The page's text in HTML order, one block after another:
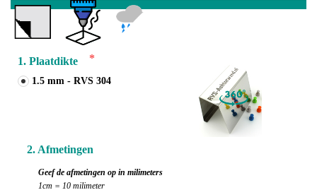
1. Plaatdikte
1.5 mm - RVS 304
2. Afmetingen
Geef de afmetingen op in milimeters
1cm = 10 milimeter